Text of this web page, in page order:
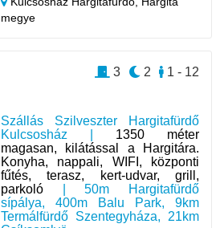
megye
Szállás Szilveszter Hargitafürdő
Kulcsosház | 1350 méter
magasan, kilátással a Hargitára.
Konyha, nappali, WIFI, központi
fűtés, terasz, kert-udvar, grill,
parkoló | 50m Hargitafürdő
sípálya, 400m Balu Park, 9km
Termálfürdő Szentegyháza, 21km
1 - 12
2
3